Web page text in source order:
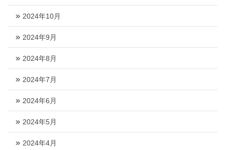
2024年10月
2024年9月
2024年8月
2024年7月
2024年6月
2024年5月
2024年4月